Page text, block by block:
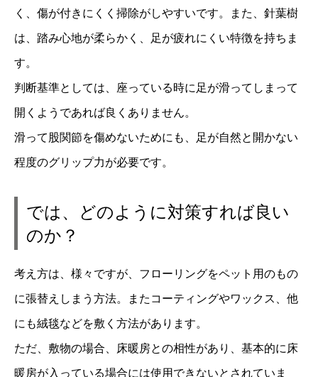
く、傷が付きにくく掃除がしやすいです。 また、針葉樹
は、踏み心地が柔らかく、足が疲れにくい特徴を持ちま
す。
判断基準としては、座っている時に足が滑ってしまって
開くようであれば良くありません。
滑って股関節を傷めないためにも、足が自然と開かない
程度のグリップ力が必要です。
では、どのように対策すれば良い
のか？
考え方は、様々ですが、フローリングをペット用のもの
に張替えしまう方法。またコーティングやワックス、他
にも絨毯などを敷く方法があります。
ただ、敷物の場合、床暖房との相性があり、基本的に床
暖房が入っている場合には使用できないとされていま